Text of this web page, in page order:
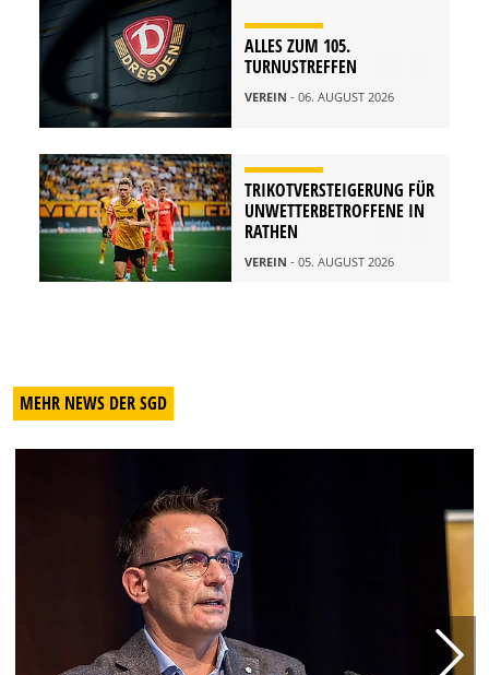
ALLES ZUM 105.
TURNUSTREFFEN
VEREIN - 06. AUGUST 2026
TRIKOTVERSTEIGERUNG FÜR
UNWETTERBETROFFENE IN
RATHEN
VEREIN - 05. AUGUST 2026
MEHR NEWS DER SGD